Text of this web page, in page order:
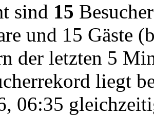
sind 15
und 15 Gäste
der letzten 5
liegt
06:35